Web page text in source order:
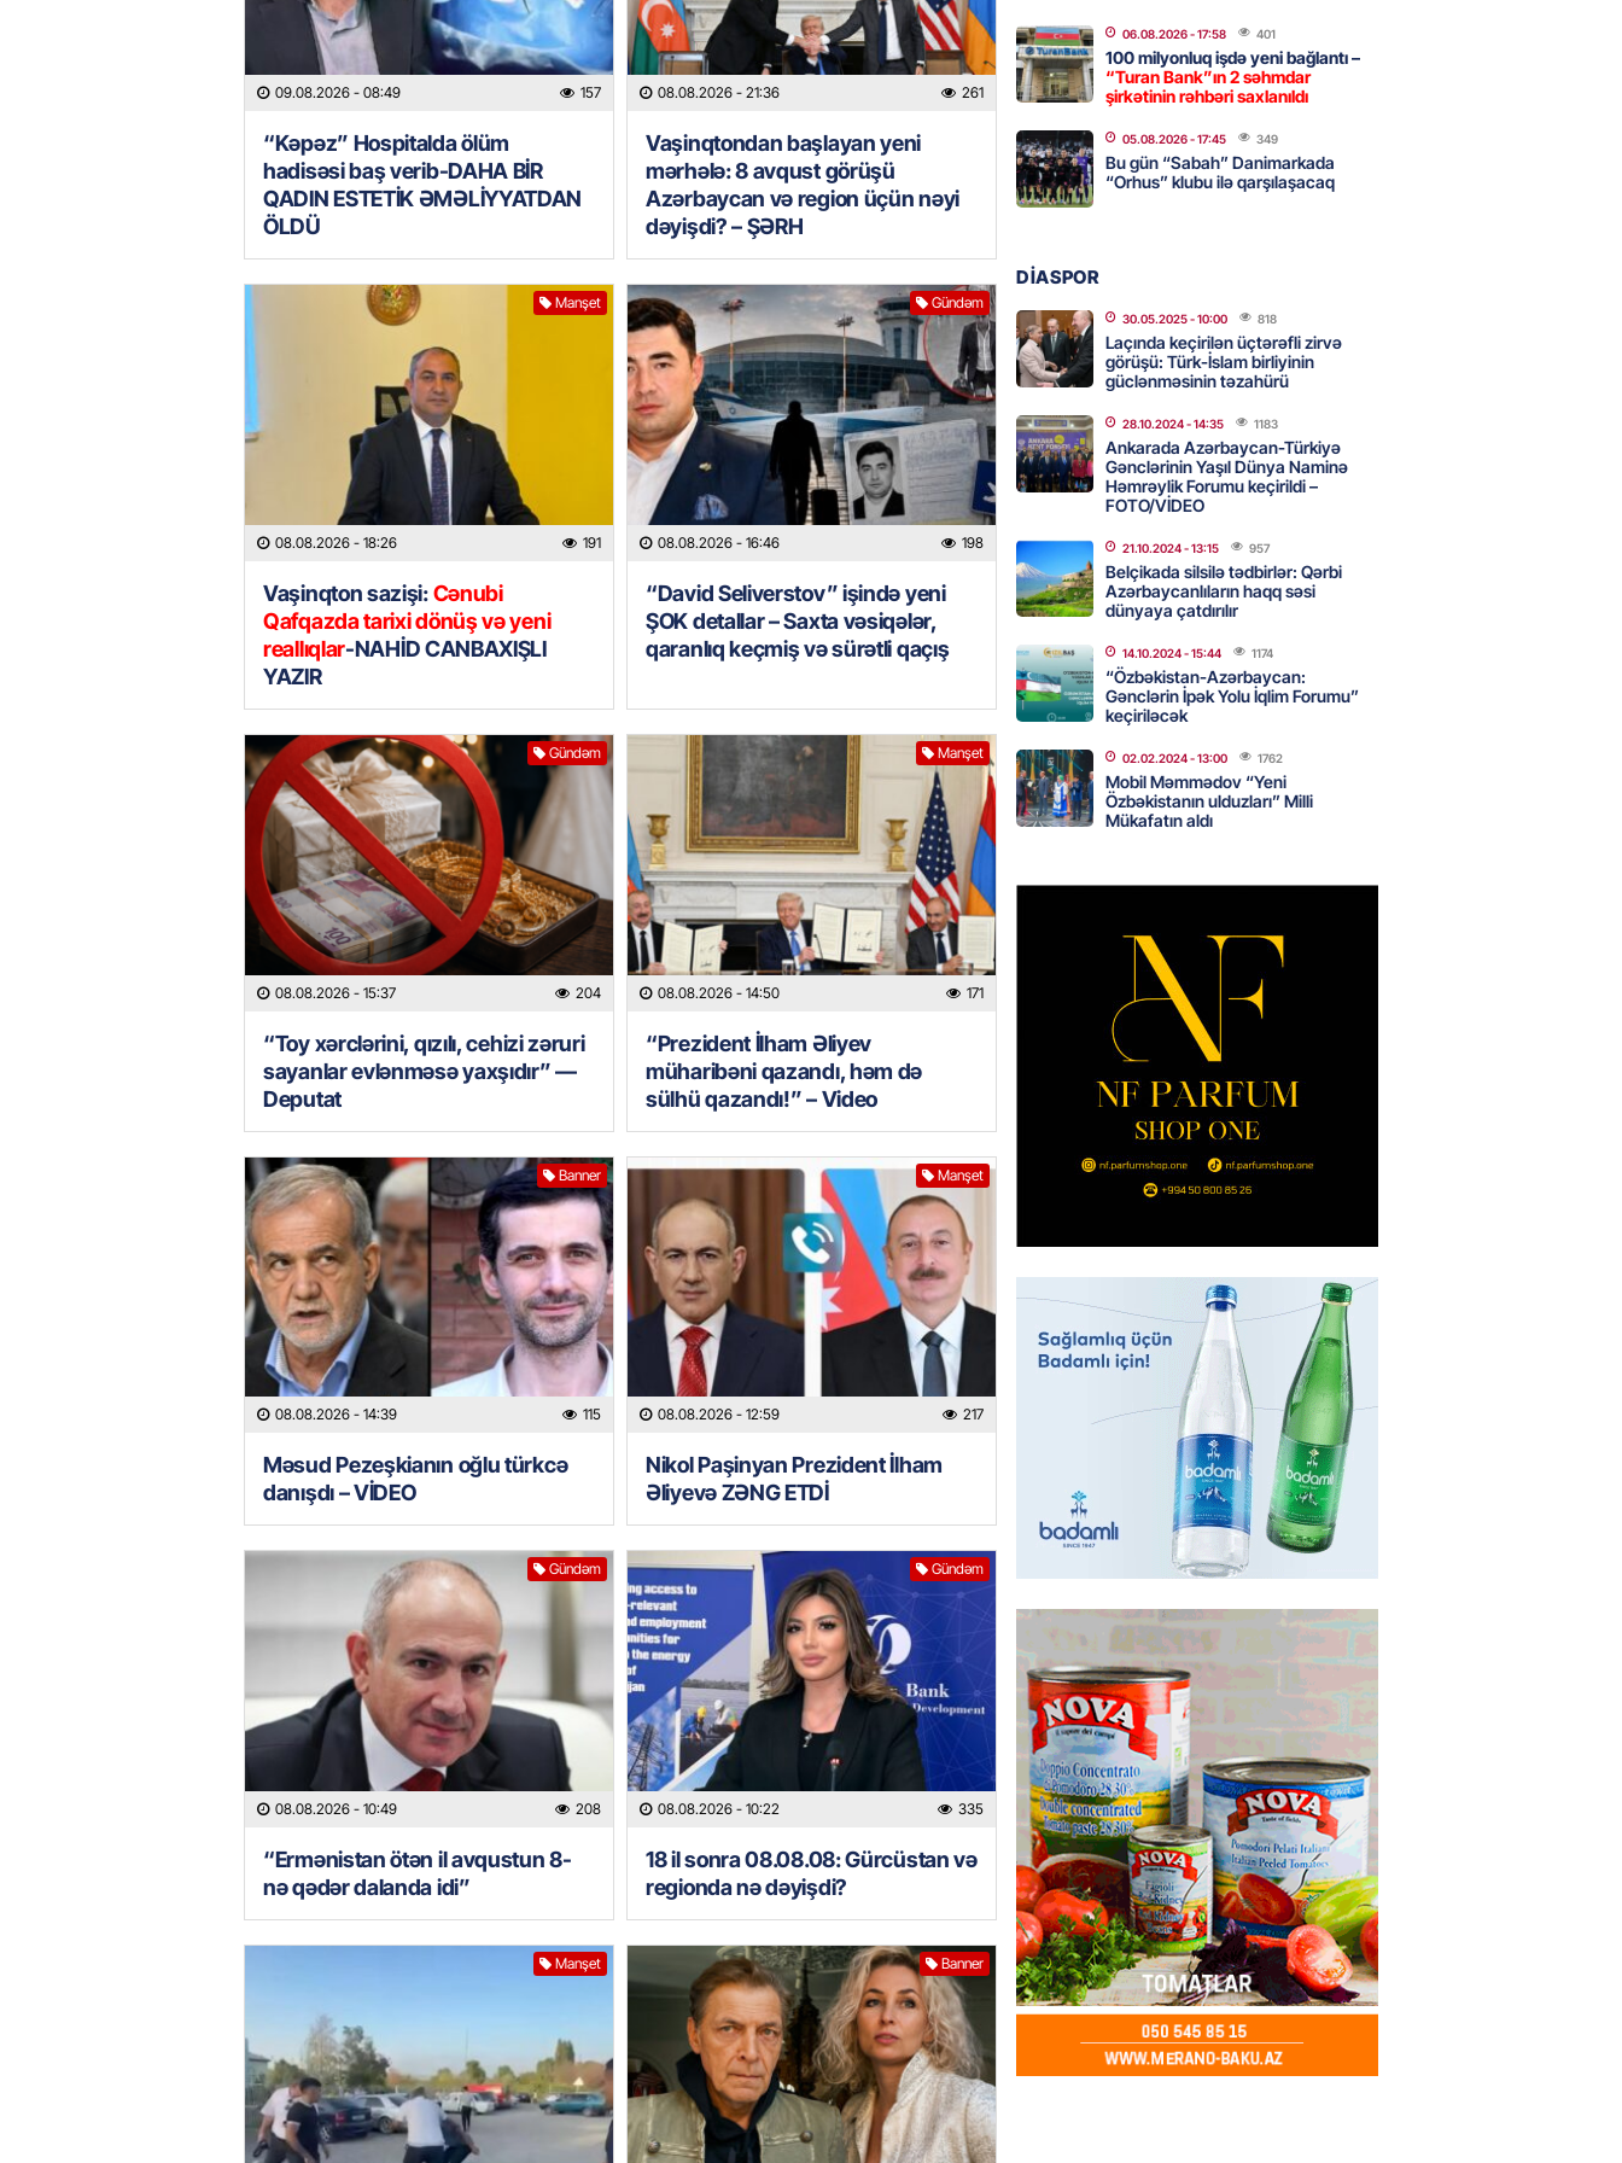
09.08.2026 - 08:49 157
“Kəpəz” Hospitalda ölüm
hadisəsi baş verib-DAHA BİR
QADIN ESTETİK ƏMƏLİYYATDAN
ÖLDÜ
08.08.2026 - 21:36 261
Vaşinqtondan başlayan yeni
mərhələ: 8 avqust görüşü
Azərbaycan və region üçün nəyi
dəyişdi? – ŞƏRH
Manşet
08.08.2026 - 18:26 191
Vaşinqton sazişi:Cənubi
Qafqazda tarixi dönüş və yeni
reallıqlar-NAHİD CANBAXIŞLI
YAZIR
Gündəm
08.08.2026 - 16:46 198
“David Seliverstov” işində yeni
ŞOK detallar – Saxta vəsiqələr,
qaranlıq keçmiş və sürətli qaçış
Gündəm
08.08.2026 - 15:37 204
“Toy xərclərini, qızılı, cehizi zəruri
sayanlar evlənməsə yaxşıdır” —
Deputat
Manşet
08.08.2026 - 14:50 171
“Prezident İlham Əliyev
müharibəni qazandı, həm də
sülhü qazandı!” – Video
Banner
08.08.2026 - 14:39 115
Məsud Pezeşkianın oğlu türkcə
danışdı – VİDEO
Manşet
08.08.2026 - 12:59 217
Nikol Paşinyan Prezident İlham
Əliyevə ZƏNG ETDİ
Gündəm
08.08.2026 - 10:49 208
“Ermənistan ötən il avqustun 8-
nə qədər dalanda idi”
Gündəm
08.08.2026 - 10:22 335
18 il sonra 08.08.08: Gürcüstan və
regionda nə dəyişdi?
Manşet Banner
08.08.2026- 10:22 335
17 yaşlı qızın nişanında mediaya hücum
olundu — VİDEO
08.08.2026
qərarı verildi
08.08.2026- 09:11 175
Qanunsuz cərrahiyyə təhlükəsi:
“Universal Hospital”da sertifikatsız
həkim skandalı
MANŞET
AAYDA-nın tərəzi məntəqələrindən
şikayət -156 ya yaşıl, vətəndaşa qırmızı
işıq?
07.08.2026- 18:00 188
GÜNDƏM
Hərbi xidmətə görə rüşvət alan vəzifəli
şəxslərin məhkəməsi BAŞLAYIR
Ad günü şənliyində yaralanan rus
general öldü – VİDEO
- 17:30
95 yaşlı qadının milyonluq mirası ilə
bağlı qalmaqal: 546 min manatı 20
günə xərclədilər
07.08.2026- 17:15
07.08.2026 297
GÜNDƏM
Ülviyyə İlyasova fəhləyə borclu qalıb?
07.08.2026- 16:45 295
“Birgə Strateji Müdafiə Sazişi”nin
əhəmiyyəti nədir? -ŞƏRH
Albaniya klubuna keçən Kamil
“Liverpul”da oynamaq istəyir
07.08.2026- 16:15 268
HADISƏ
Tovuzda qadın qətlə yetirildi – Şübhəli
qardaşı oğludur
07.08.2026- 16:00 253
GÜNDƏM
Türkiyədə 37,6 milyon, Rusiyada 16,7
milyon – Azərbaycanlıların yemək
xərcləri
07.08.2026- 15:45
06.08.2026- 17:58 401
100 milyonluq işdə yeni bağlantı –
“Turan Bank”ın 2 səhmdar
şirkətinin rəhbəri saxlanıldı
05.08.2026- 17:45 349
Bu gün “Sabah” Danimarkada
“Orhus” klubu ilə qarşılaşacaq
DİASPOR
30.05.2025- 10:00 818
Laçında keçirilən üçtərəfli zirvə
görüşü: Türk-İslam birliyinin
güclənməsinin təzahürü
28.10.2024- 14:35 1183
Ankarada Azərbaycan-Türkiyə
Gənclərinin Yaşıl Dünya Naminə
Həmrəylik Forumu keçirildi –
FOTO/VİDEO
21.10.2024- 13:15 957
Belçikada silsilə tədbirlər: Qərbi
Azərbaycanlıların haqq səsi
dünyaya çatdırılır
14.10.2024- 15:44 1174
“Özbəkistan-Azərbaycan:
Gənclərin İpək Yolu İqlim Forumu”
keçiriləcək
02.02.2024- 13:00 1762
Mobil Məmmədov “Yeni
Özbəkistanın ulduzları” Milli
Mükafatın aldı